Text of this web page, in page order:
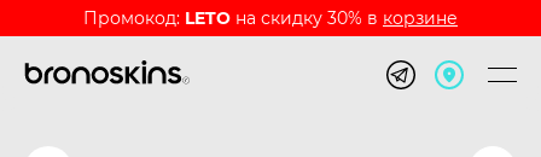
Промокод: LETO на скидку 30% в корзине